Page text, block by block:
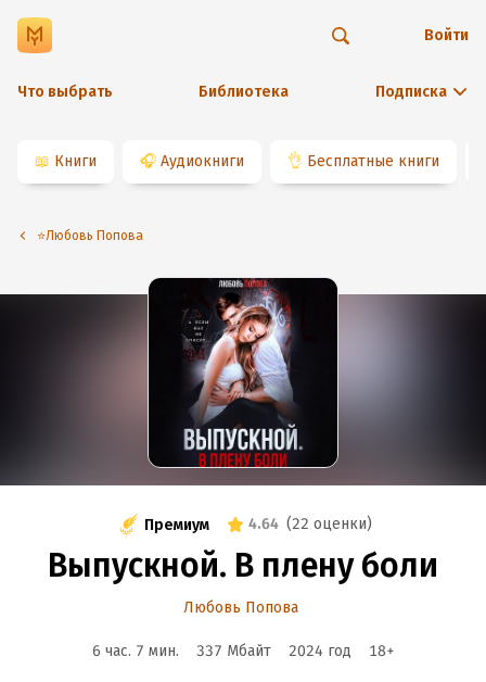
Что выбрать Библиотека Подписка
Войти
📖 Книги 🎧 Аудиокниги 👌 Бесплатные книги
⭐️Любовь Попова
Премиум 4.64 (22 оценки)
Выпускной. В плену боли
Любовь Попова
6 час. 7 мин. 337 Мбайт 2024 год 18+